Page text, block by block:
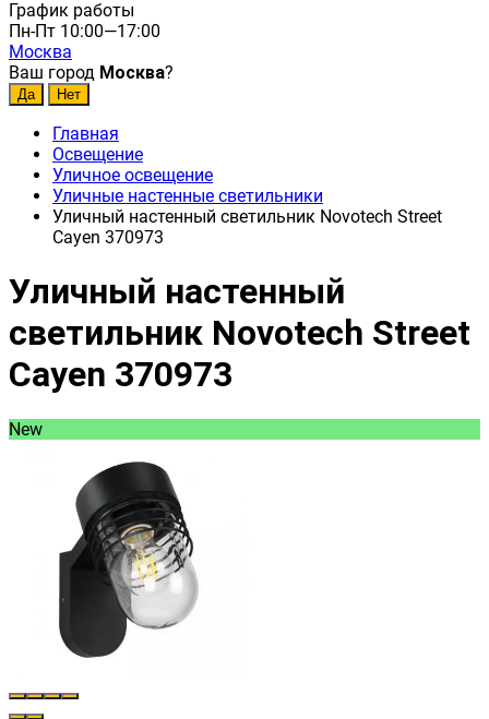
График работы
Пн-Пт 10:00—17:00
Москва
Ваш город Москва?
Главная
Освещение
Уличное освещение
Уличные настенные светильники
Уличный настенный светильник Novotech Street
Cayen 370973
Уличный настенный
светильник Novotech Street
Cayen 370973
New